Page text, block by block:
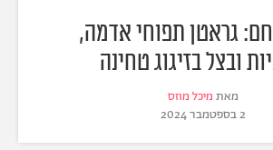
גראטן תפוחי אדמה,
ובצל בזיגוג טחינה
מאת מיכל מוזס
2 בספטמבר 2024